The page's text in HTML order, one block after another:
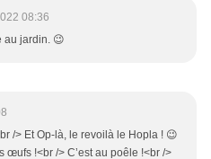
08:36
au jardin. 😉
/> Et Op-là, le revoilà le Hopla ! 😉
!<br /> C’est au poêle !<br />